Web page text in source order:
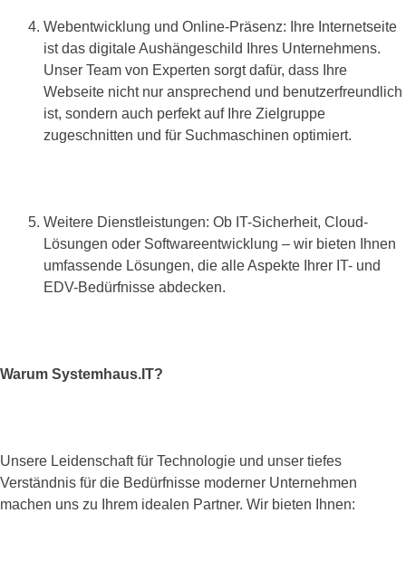
Webentwicklung und Online-Präsenz: Ihre Internetseite
ist das digitale Aushängeschild Ihres Unternehmens.
Unser Team von Experten sorgt dafür, dass Ihre
Webseite nicht nur ansprechend und benutzerfreundlich
ist, sondern auch perfekt auf Ihre Zielgruppe
zugeschnitten und für Suchmaschinen optimiert.
Weitere Dienstleistungen: Ob IT-Sicherheit, Cloud-
Lösungen oder Softwareentwicklung – wir bieten Ihnen
umfassende Lösungen, die alle Aspekte Ihrer IT- und
EDV-Bedürfnisse abdecken.
Warum Systemhaus.IT?
Unsere Leidenschaft für Technologie und unser tiefes
Verständnis für die Bedürfnisse moderner Unternehmen
machen uns zu Ihrem idealen Partner. Wir bieten Ihnen: